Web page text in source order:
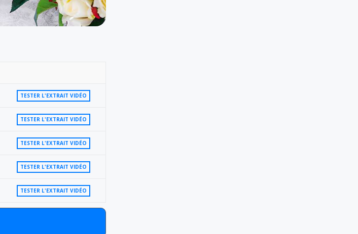
TESTER L'EXTRAIT VIDÉO
TESTER L'EXTRAIT VIDÉO
TESTER L'EXTRAIT VIDÉO
TESTER L'EXTRAIT VIDÉO
TESTER L'EXTRAIT VIDÉO